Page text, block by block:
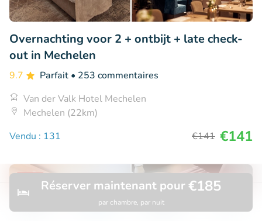
Rechercher Réservations
Réserver maintenant pour€185
par chambre, par nuit
Overnachting voor 2 + ontbijt + late check-
out in Mechelen
9.7 Parfait • 253 commentaires
Van der Valk Hotel Mechelen
Mechelen (22km)
Vendu : 131
€141 €141
41% réduction